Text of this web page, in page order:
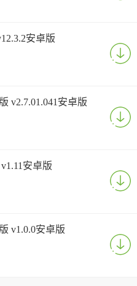
安卓版
v2.7.01.041安卓版
安卓版
v1.0.0安卓版